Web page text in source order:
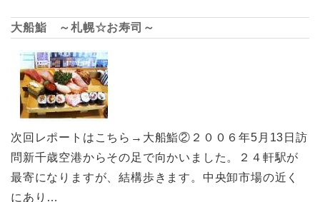
大船鮨 ～札幌☆お寿司～
次回レポートはこちら→大船鮨②２００６年5月13日訪
問新千歳空港からその足で向かいました。２４軒駅が
最寄になりますが、結構歩きます。中央卸市場の近く
にあり…